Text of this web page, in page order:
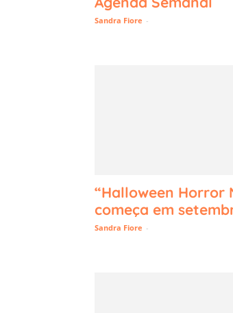
Sandra Fiore -
“Halloween Horror
começa em
Sandra Fiore -